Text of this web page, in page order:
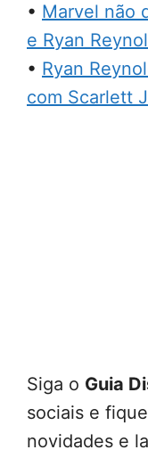
• Marvel não
e Ryan
• Ryan
com Scarlett
Siga o Guia
sociais e
novidades e